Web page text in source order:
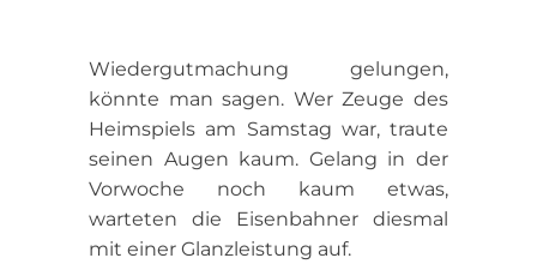
Wiedergutmachung gelungen,
könnte man sagen. Wer Zeuge des
Heimspiels am Samstag war, traute
seinen Augen kaum. Gelang in der
Vorwoche noch kaum etwas,
warteten die Eisenbahner diesmal
mit einer Glanzleistung auf.